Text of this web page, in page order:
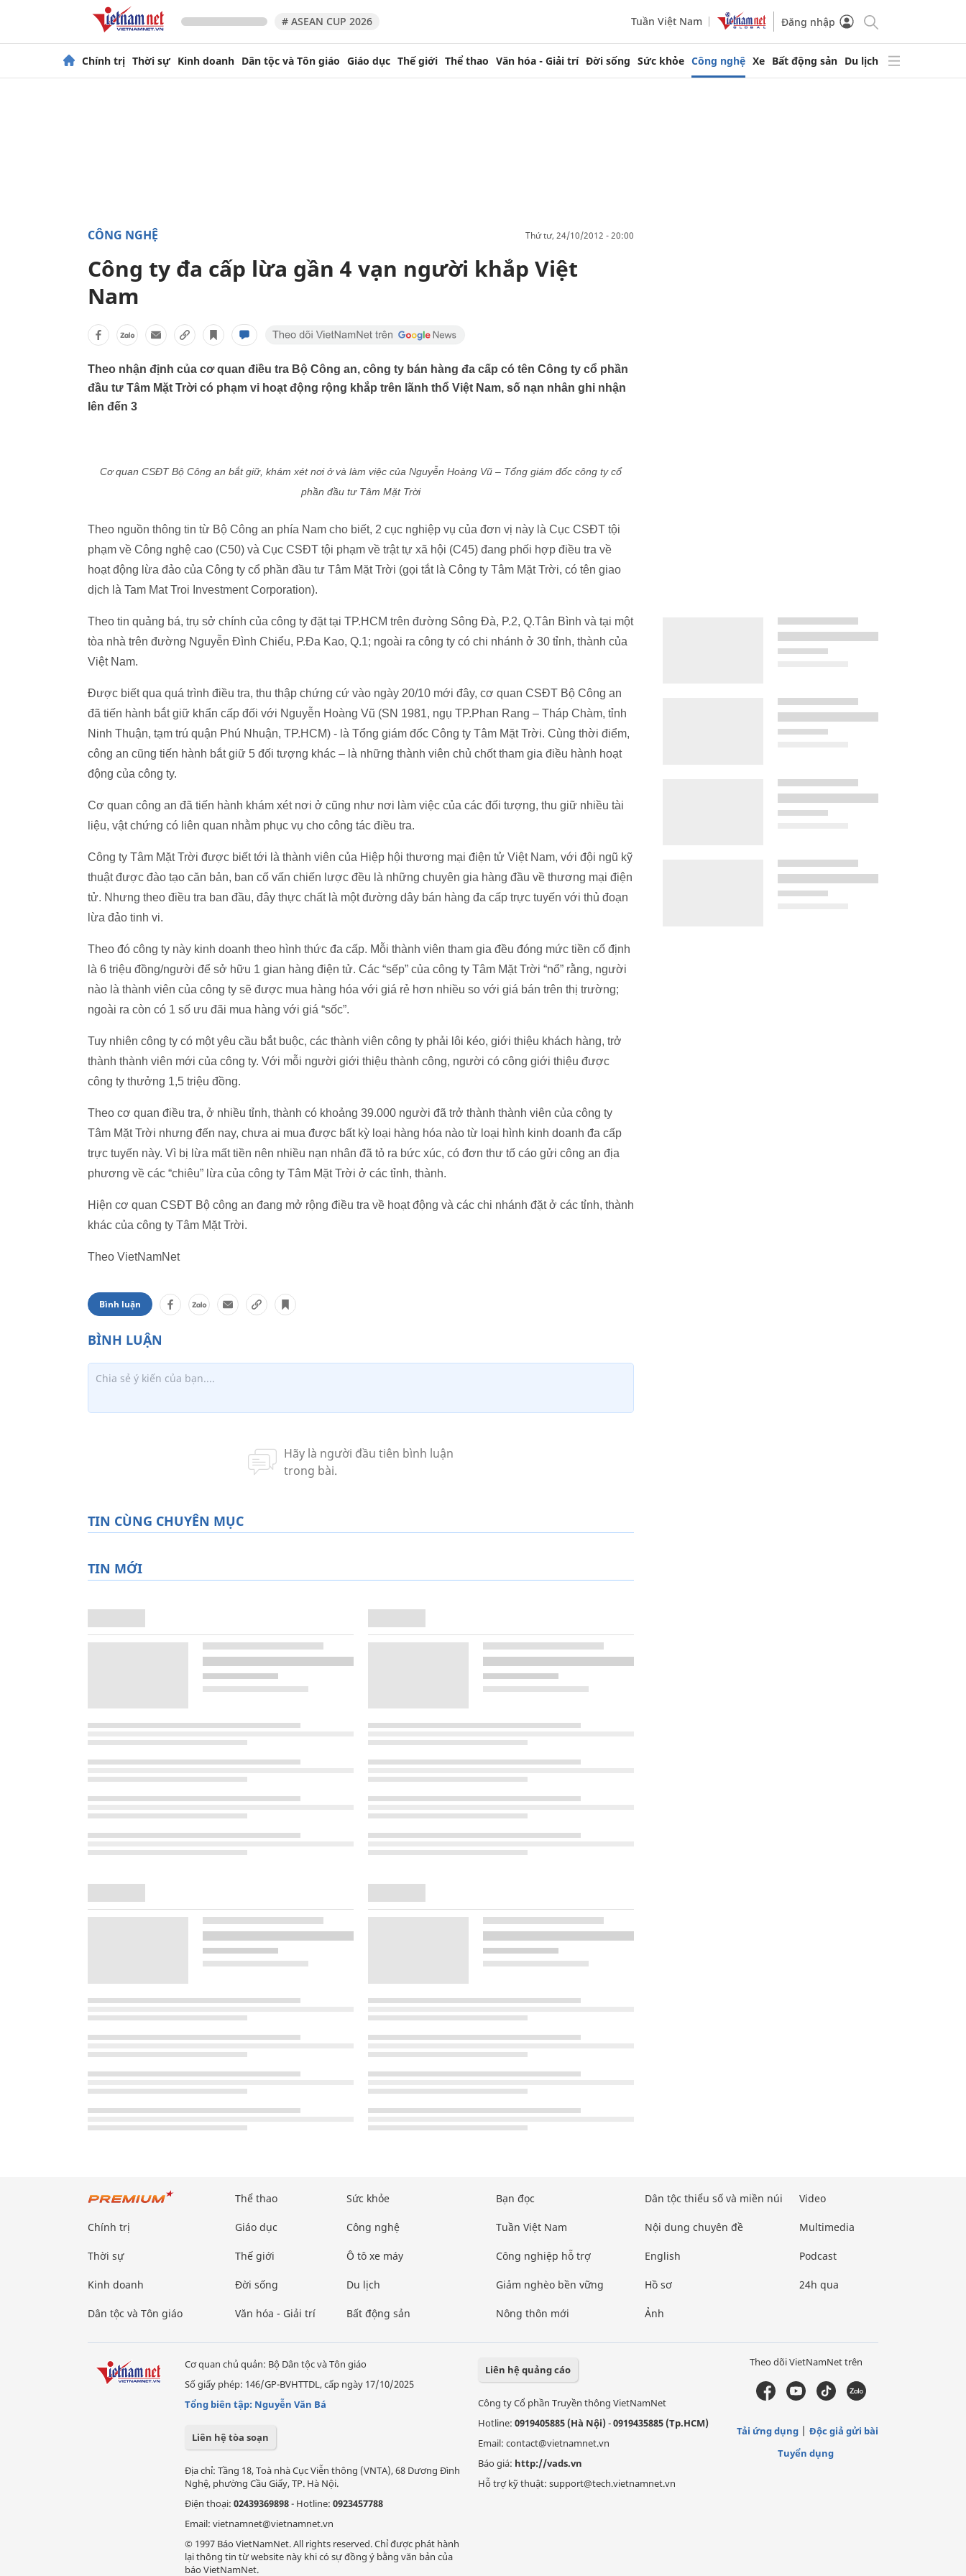
# ASEAN CUP 2026 Tuần Việt Nam Đăng nhập
Chính trị Thời sự Kinh doanh Dân tộc và Tôn giáo Giáo dục Thế giới Thể thao Văn hóa - Giải trí Đời sống Sức khỏe Công nghệ Xe Bất động sản Du lịch
CÔNG NGHỆ thứ tư, 24/10/2012 - 20:00
Công ty đa cấp lừa gần 4 vạn người khắp Việt
Nam
Theo nhận định của cơ quan điều tra Bộ Công an, công ty bán hàng đa cấp có tên Công ty cổ phần
đầu tư Tâm Mặt Trời có phạm vi hoạt động rộng khắp trên lãnh thổ Việt Nam, số nạn nhân ghi nhận
lên đến 3
Cơ quan CSĐT Bộ Công an bắt giữ, khám xét nơi ở và làm việc của Nguyễn Hoàng Vũ – Tổng giám đốc công ty cổ
phần đầu tư Tâm Mặt Trời
Theo nguồn thông tin từ Bộ Công an phía Nam cho biết, 2 cục nghiệp vụ của đơn vị này là Cục CSĐT tội
phạm về Công nghệ cao (C50) và Cục CSĐT tội phạm về trật tự xã hội (C45) đang phối hợp điều tra về
hoạt động lừa đảo của Công ty cổ phần đầu tư Tâm Mặt Trời (gọi tắt là Công ty Tâm Mặt Trời, có tên giao
dịch là Tam Mat Troi Investment Corporation).
Theo tin quảng bá, trụ sở chính của công ty đặt tại TP.HCM trên đường Sông Đà, P.2, Q.Tân Bình và tại một
tòa nhà trên đường Nguyễn Đình Chiểu, P.Đa Kao, Q.1; ngoài ra công ty có chi nhánh ở 30 tỉnh, thành của
Việt Nam.
Được biết qua quá trình điều tra, thu thập chứng cứ vào ngày 20/10 mới đây, cơ quan CSĐT Bộ Công an
đã tiến hành bắt giữ khẩn cấp đối với Nguyễn Hoàng Vũ (SN 1981, ngụ TP.Phan Rang – Tháp Chàm, tỉnh
Ninh Thuận, tạm trú quận Phú Nhuận, TP.HCM) - là Tổng giám đốc Công ty Tâm Mặt Trời. Cùng thời điểm,
công an cũng tiến hành bắt giữ 5 đối tượng khác – là những thành viên chủ chốt tham gia điều hành hoạt
động của công ty.
Cơ quan công an đã tiến hành khám xét nơi ở cũng như nơi làm việc của các đối tượng, thu giữ nhiều tài
liệu, vật chứng có liên quan nhằm phục vụ cho công tác điều tra.
Công ty Tâm Mặt Trời được biết tới là thành viên của Hiệp hội thương mại điện tử Việt Nam, với đội ngũ kỹ
thuật được đào tạo căn bản, ban cố vấn chiến lược đều là những chuyên gia hàng đầu về thương mại điện
tử. Nhưng theo điều tra ban đầu, đây thực chất là một đường dây bán hàng đa cấp trực tuyến với thủ đoạn
lừa đảo tinh vi.
Theo đó công ty này kinh doanh theo hình thức đa cấp. Mỗi thành viên tham gia đều đóng mức tiền cố định
là 6 triệu đồng/người để sở hữu 1 gian hàng điện tử. Các “sếp” của công ty Tâm Mặt Trời “nổ” rằng, người
nào là thành viên của công ty sẽ được mua hàng hóa với giá rẻ hơn nhiều so với giá bán trên thị trường;
ngoài ra còn có 1 số ưu đãi mua hàng với giá “sốc”.
Tuy nhiên công ty có một yêu cầu bắt buộc, các thành viên công ty phải lôi kéo, giới thiệu khách hàng, trở
thành thành viên mới của công ty. Với mỗi người giới thiệu thành công, người có công giới thiệu được
công ty thưởng 1,5 triệu đồng.
Theo cơ quan điều tra, ở nhiều tỉnh, thành có khoảng 39.000 người đã trở thành thành viên của công ty
Tâm Mặt Trời nhưng đến nay, chưa ai mua được bất kỳ loại hàng hóa nào từ loại hình kinh doanh đa cấp
trực tuyến này. Vì bị lừa mất tiền nên nhiều nạn nhân đã tỏ ra bức xúc, có đơn thư tố cáo gửi công an địa
phương về các “chiêu” lừa của công ty Tâm Mặt Trời ở các tỉnh, thành.
Hiện cơ quan CSĐT Bộ công an đang mở rộng điều tra về hoạt động và các chi nhánh đặt ở các tỉnh, thành
khác của công ty Tâm Mặt Trời.
Theo VietNamNet
Bình luận
TIN CÙNG CHUYÊN MỤC
TIN MỚI
Chính trị
Thời sự
Kinh doanh
Dân tộc và Tôn giáo
Thể thao
Giáo dục
Thế giới
Đời sống
Văn hóa - Giải trí
Sức khỏe
Công nghệ
Ô tô xe máy
Du lịch
Bất động sản
Bạn đọc
Tuần Việt Nam
Công nghiệp hỗ trợ
Giảm nghèo bền vững
Nông thôn mới
Dân tộc thiểu số và miền núi
Nội dung chuyên đề
English
Hồ sơ
Ảnh
Video
Multimedia
Podcast
24h qua
Cơ quan chủ quản: Bộ Dân tộc và Tôn giáo
Số giấy phép: 146/GP-BVHTTDL, cấp ngày 17/10/2025
Tổng biên tập: Nguyễn Văn Bá
Liên hệ tòa soạn
Địa chỉ: Tầng 18, Toà nhà Cục Viễn thông (VNTA), 68 Dương Đình
Nghệ, phường Cầu Giấy, TP. Hà Nội.
Điện thoại: 02439369898- Hotline: 0923457788
Email: vietnamnet@vietnamnet.vn
© 1997 Báo VietNamNet. All rights reserved. Chỉ được phát hành
lại thông tin từ website này khi có sự đồng ý bằng văn bản của
báo VietNamNet.
Liên hệ quảng cáo
Công ty Cổ phần Truyền thông VietNamNet
Hotline: 0919405885 (Hà Nội)-0919435885 (Tp.HCM)
Email: contact@vietnamnet.vn
Báo giá: http://vads.vn
Hỗ trợ kỹ thuật: support@tech.vietnamnet.vn
Theo dõi VietNamNet trên
Tải ứng dụng
Độc giả gửi bài
Tuyển dụng